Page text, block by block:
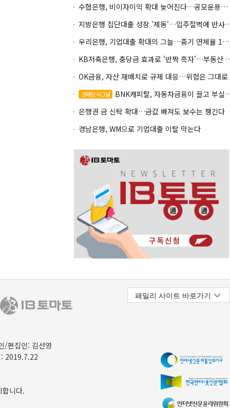
수협은행, 비이자이익 확대 늦어진다…공모운용사 인가 연말로
지방은행 집단대출 성장 '
우리은행, 기업대출 확대의 그늘…중기 연체율 10년 만에 최고
KB저축은행, 충당금
OK금융, 자산 재배치로 규제 대응…위험은 그대로
크레딧 시그널
BNK캐피탈, 자동차금융이 끌고 부실여신이 발목
은행권 금 신탁 확대…금값 빠져도 보수는 챙긴다
경남은행, WM으로 기업대출 이탈 막는다
/편집인: 김선영
2019.7.22
니다.